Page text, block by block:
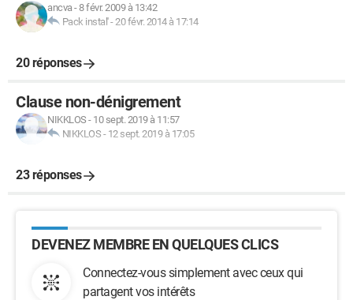
ancva-8 févr. 2009 à 13:42
Pack instal'-20 févr. 2014 à 17:14
20 réponses
Clause non-dénigrement
NIKKLOS - 10 sept. 2019 à 11:57
NIKKLOS - 12 sept. 2019 à 17:05
23 réponses
DEVENEZ MEMBRE EN QUELQUES CLICS
Connectez-vous simplement avec ceux qui
partagent vos intérêts